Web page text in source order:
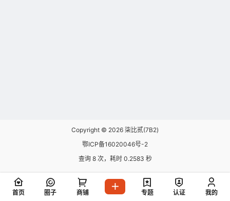
Copyright © 2026 柒比贰(7B2)
鄂ICP备16020046号-2
查询 8 次，耗时 0.2583 秒
首页 圈子 商铺 专题 认证 我的